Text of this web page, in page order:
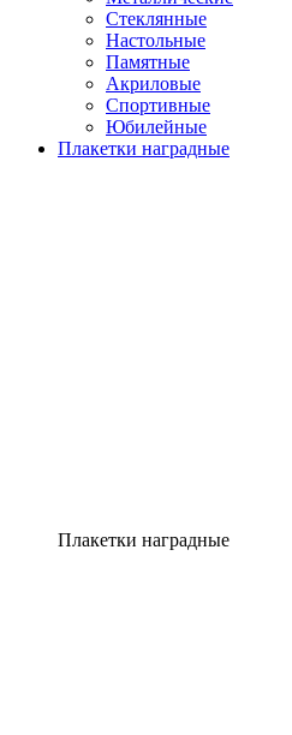
Стеклянные
Настольные
Памятные
Акриловые
Спортивные
Юбилейные
Плакетки наградные
Плакетки наградные